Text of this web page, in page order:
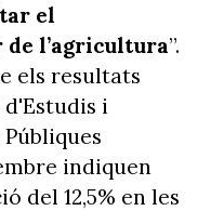
el
l’agricultura”.
els resultats
i
indiquen
del 12,5% en les